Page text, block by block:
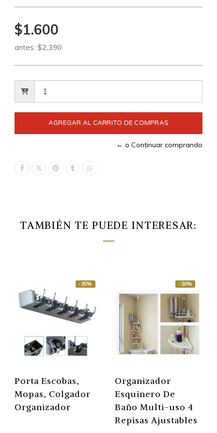
$1.600
antes: $2.390
← o Continuar comprando
TAMBIÉN TE PUEDE INTERESAR:
-35%
Porta Escobas,
Mopas, Colgador
Organizador
-30%
Organizador
Esquinero De
Baño Multi-uso 4
Repisas Ajustables